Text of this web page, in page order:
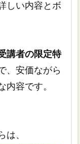
しい内容とボ
講者の限定特
、安価ながら
内容です。
は、